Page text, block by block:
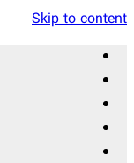
Skip to content